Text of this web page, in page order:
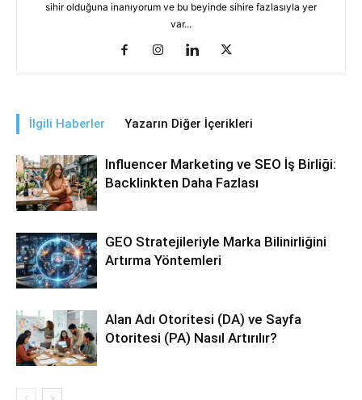
sihir olduğuna inanıyorum ve bu beyinde sihire fazlasıyla yer
var...
İlgili Haberler Yazarın Diğer İçerikleri
Influencer Marketing ve SEO İş Birliği:
Backlinkten Daha Fazlası
GEO Stratejileriyle Marka Bilinirliğini
Artırma Yöntemleri
Alan Adı Otoritesi (DA) ve Sayfa
Otoritesi (PA) Nasıl Artırılır?